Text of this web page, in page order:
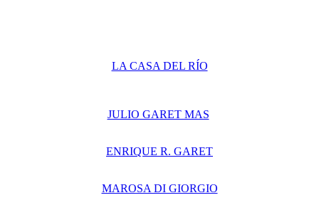
LA CASA DEL RÍO
JULIO GARET MAS
ENRIQUE R. GARET
MAROSA DI GIORGIO